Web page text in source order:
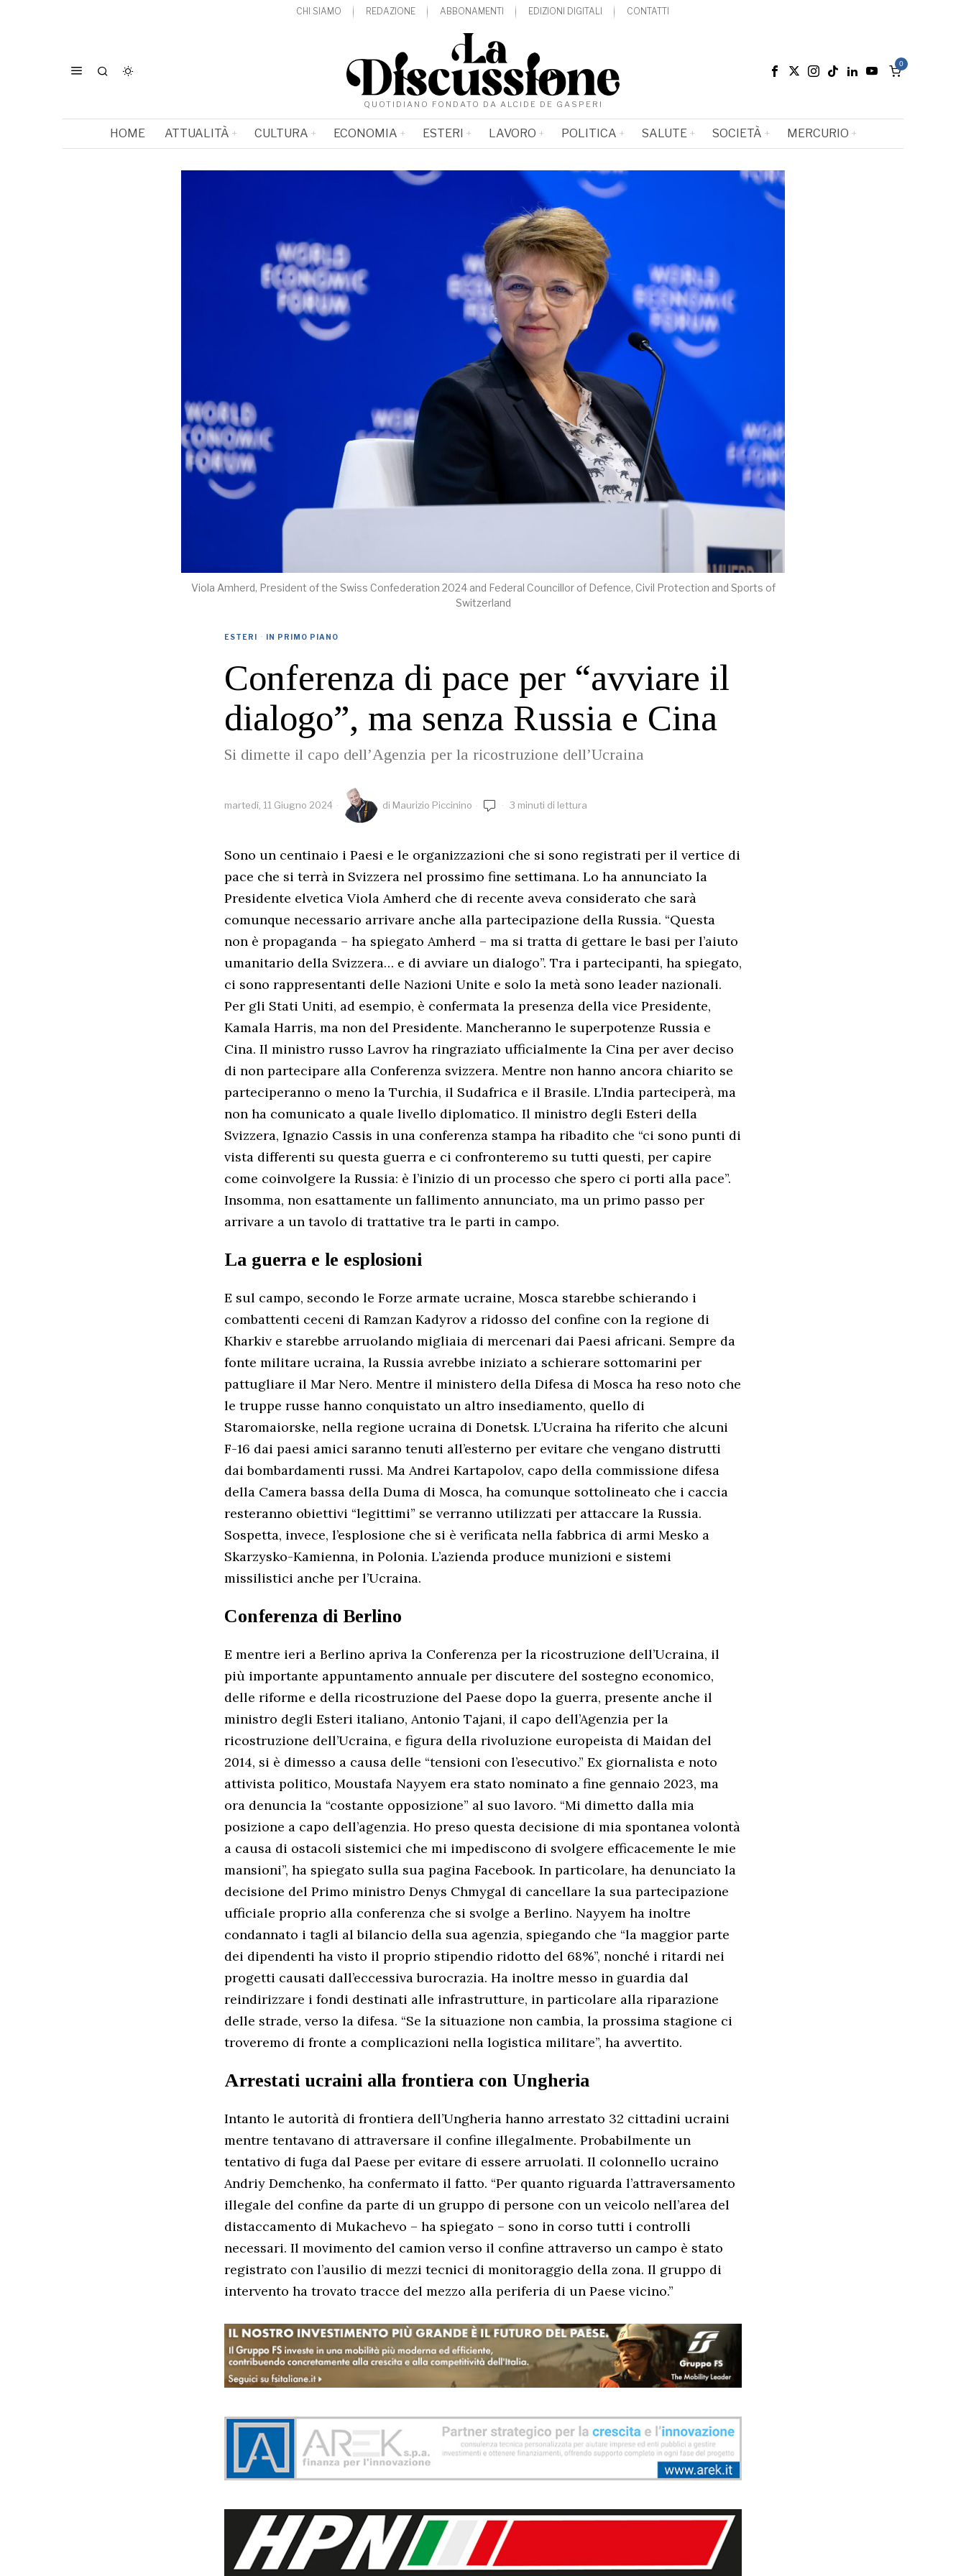
CHI SIAMO REDAZIONE ABBONAMENTI EDIZIONI DIGITALI CONTATTI
QUOTIDIANO FONDATO DA ALCIDE DE GASPERI
0
HOME ATTUALITÀ CULTURA ECONOMIA ESTERI LAVORO POLITICA SALUTE SOCIETÀ MERCURIO
Viola Amherd, President of the Swiss Confederation 2024 and Federal Councillor of Defence, Civil Protection and Sports of
Switzerland
ESTERI · IN PRIMO PIANO
Conferenza di pace per “avviare il
dialogo”, ma senza Russia e Cina
Si dimette il capo dell’Agenzia per la ricostruzione dell’Ucraina
martedì, 11 Giugno 2024 di Maurizio Piccinino 3 minuti di lettura
Sono un centinaio i Paesi e le organizzazioni che si sono registrati per il vertice di
pace che si terrà in Svizzera nel prossimo fine settimana. Lo ha annunciato la
Presidente elvetica Viola Amherd che di recente aveva considerato che sarà
comunque necessario arrivare anche alla partecipazione della Russia. “Questa
non è propaganda – ha spiegato Amherd – ma si tratta di gettare le basi per l’aiuto
umanitario della Svizzera… e di avviare un dialogo”. Tra i partecipanti, ha spiegato,
ci sono rappresentanti delle Nazioni Unite e solo la metà sono leader nazionali.
Per gli Stati Uniti, ad esempio, è confermata la presenza della vice Presidente,
Kamala Harris, ma non del Presidente. Mancheranno le superpotenze Russia e
Cina. Il ministro russo Lavrov ha ringraziato ufficialmente la Cina per aver deciso
di non partecipare alla Conferenza svizzera. Mentre non hanno ancora chiarito se
parteciperanno o meno la Turchia, il Sudafrica e il Brasile. L’India parteciperà, ma
non ha comunicato a quale livello diplomatico. Il ministro degli Esteri della
Svizzera, Ignazio Cassis in una conferenza stampa ha ribadito che “ci sono punti di
vista differenti su questa guerra e ci confronteremo su tutti questi, per capire
come coinvolgere la Russia: è l’inizio di un processo che spero ci porti alla pace”.
Insomma, non esattamente un fallimento annunciato, ma un primo passo per
arrivare a un tavolo di trattative tra le parti in campo.
La guerra e le esplosioni
E sul campo, secondo le Forze armate ucraine, Mosca starebbe schierando i
combattenti ceceni di Ramzan Kadyrov a ridosso del confine con la regione di
Kharkiv e starebbe arruolando migliaia di mercenari dai Paesi africani. Sempre da
fonte militare ucraina, la Russia avrebbe iniziato a schierare sottomarini per
pattugliare il Mar Nero. Mentre il ministero della Difesa di Mosca ha reso noto che
le truppe russe hanno conquistato un altro insediamento, quello di
Staromaiorske, nella regione ucraina di Donetsk. L’Ucraina ha riferito che alcuni
F-16 dai paesi amici saranno tenuti all’esterno per evitare che vengano distrutti
dai bombardamenti russi. Ma Andrei Kartapolov, capo della commissione difesa
della Camera bassa della Duma di Mosca, ha comunque sottolineato che i caccia
resteranno obiettivi “legittimi” se verranno utilizzati per attaccare la Russia.
Sospetta, invece, l’esplosione che si è verificata nella fabbrica di armi Mesko a
Skarzysko-Kamienna, in Polonia. L’azienda produce munizioni e sistemi
missilistici anche per l’Ucraina.
Conferenza di Berlino
E mentre ieri a Berlino apriva la Conferenza per la ricostruzione dell’Ucraina, il
più importante appuntamento annuale per discutere del sostegno economico,
delle riforme e della ricostruzione del Paese dopo la guerra, presente anche il
ministro degli Esteri italiano, Antonio Tajani, il capo dell’Agenzia per la
ricostruzione dell’Ucraina, e figura della rivoluzione europeista di Maidan del
2014, si è dimesso a causa delle “tensioni con l’esecutivo.” Ex giornalista e noto
attivista politico, Moustafa Nayyem era stato nominato a fine gennaio 2023, ma
ora denuncia la “costante opposizione” al suo lavoro. “Mi dimetto dalla mia
posizione a capo dell’agenzia. Ho preso questa decisione di mia spontanea volontà
a causa di ostacoli sistemici che mi impediscono di svolgere efficacemente le mie
mansioni”, ha spiegato sulla sua pagina Facebook. In particolare, ha denunciato la
decisione del Primo ministro Denys Chmygal di cancellare la sua partecipazione
ufficiale proprio alla conferenza che si svolge a Berlino. Nayyem ha inoltre
condannato i tagli al bilancio della sua agenzia, spiegando che “la maggior parte
dei dipendenti ha visto il proprio stipendio ridotto del 68%”, nonché i ritardi nei
progetti causati dall’eccessiva burocrazia. Ha inoltre messo in guardia dal
reindirizzare i fondi destinati alle infrastrutture, in particolare alla riparazione
delle strade, verso la difesa. “Se la situazione non cambia, la prossima stagione ci
troveremo di fronte a complicazioni nella logistica militare”, ha avvertito.
Arrestati ucraini alla frontiera con Ungheria
Intanto le autorità di frontiera dell’Ungheria hanno arrestato 32 cittadini ucraini
mentre tentavano di attraversare il confine illegalmente. Probabilmente un
tentativo di fuga dal Paese per evitare di essere arruolati. Il colonnello ucraino
Andriy Demchenko, ha confermato il fatto. “Per quanto riguarda l’attraversamento
illegale del confine da parte di un gruppo di persone con un veicolo nell’area del
distaccamento di Mukachevo – ha spiegato – sono in corso tutti i controlli
necessari. Il movimento del camion verso il confine attraverso un campo è stato
registrato con l’ausilio di mezzi tecnici di monitoraggio della zona. Il gruppo di
intervento ha trovato tracce del mezzo alla periferia di un Paese vicino.”